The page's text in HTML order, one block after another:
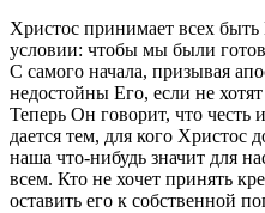
Христос принимает всех
условии: чтобы мы были
С самого начала, призывая
недостойны Его, если не
Теперь Он говорит, что
дается тем, для кого Христос
наша что-нибудь значит для
всем. Кто не хочет принять
оставить его к собственной